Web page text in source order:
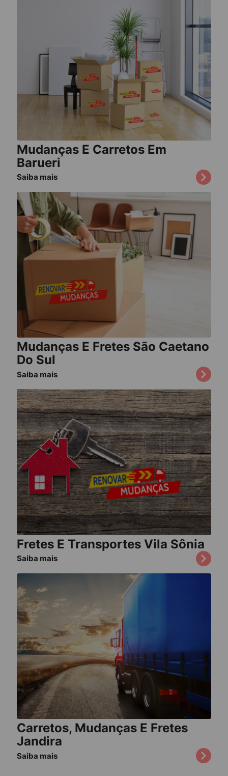
Mudanças E Carretos Em
Barueri
Saiba mais
Mudanças E Fretes São Caetano
Do Sul
Saiba mais
Fretes E Transportes Vila Sônia
Saiba mais
Carretos, Mudanças E Fretes
Jandira
Saiba mais